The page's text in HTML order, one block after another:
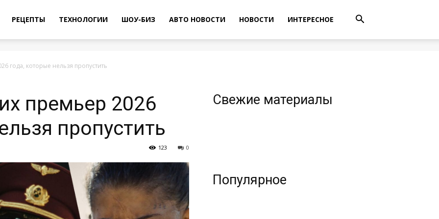
РЕЦЕПТЫ ТЕХНОЛОГИИ ШОУ-БИЗ АВТО НОВОСТИ НОВОСТИ ИНТЕРЕСНОЕ
года, которые нельзя пропустить
премьер 2026
пропустить
0
123
Свежие материалы
Популярное